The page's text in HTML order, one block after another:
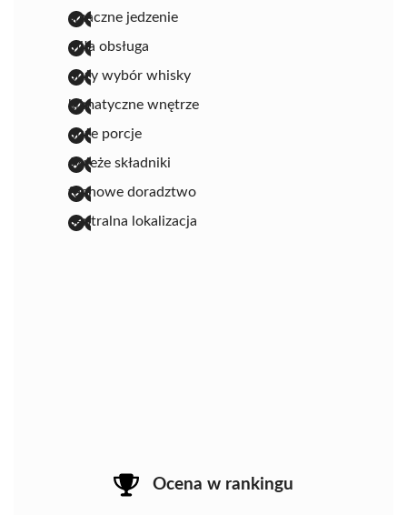
smaczne jedzenie
miła obsługa
duży wybór whisky
klimatyczne wnętrze
duże porcje
świeże składniki
fachowe doradztwo
centralna lokalizacja
Ocena w rankingu